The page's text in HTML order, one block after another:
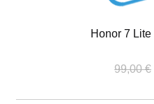
Honor 7
99,00€